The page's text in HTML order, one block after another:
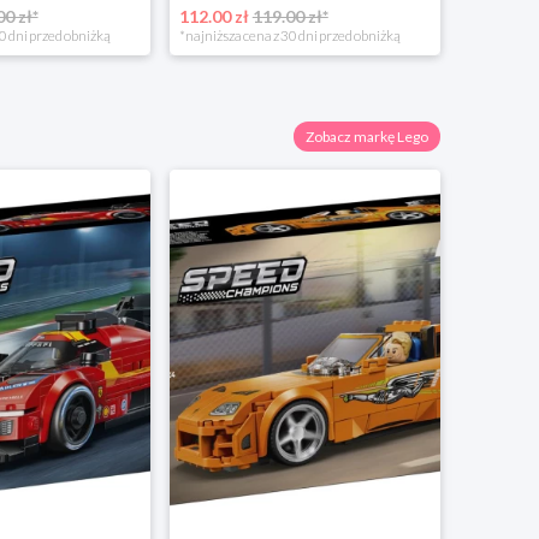
zł*
dni przed obniżką
112.00 zł119.00 zł*
*najniższa cena z 30 dni przed obniżką
Zobacz markę Lego